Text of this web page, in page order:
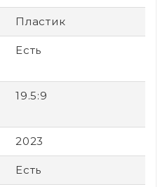
Пластик
Есть
19.5:9
2023
Есть